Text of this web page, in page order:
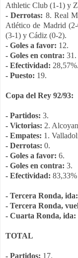
Athletic Club (1-1) y
- Derrotas: 8. Real
Atlético de Madrid
(3-1) y Cádiz (0-2).
- Goles a favor: 12.
- Goles en contra: 31.
- Efectividad:
- Puesto: 19.
Copa del Rey 92/93:
- Partidos: 3.
- Victorias: 2.
- Empates: 1.
- Derrotas: 0.
- Goles a favor: 6.
- Goles en contra: 3.
- Efectividad: 83,33%
- Tercera Ronda, ida:
- Tercera Ronda,
- Cuarta Ronda, ida:
TOTAL
- Partidos: 17.